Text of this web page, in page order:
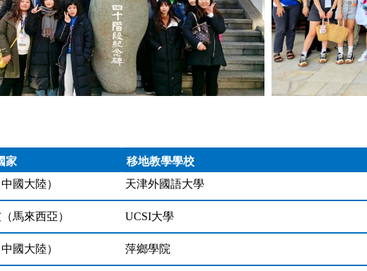
家 移地教學學校
國大陸）
天津外國語大學
馬來西亞） UCSI大學
國大陸） 萍鄉學院